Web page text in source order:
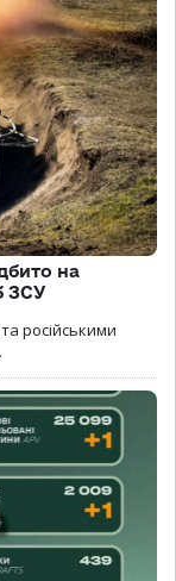
на
ЗСУ
російськими